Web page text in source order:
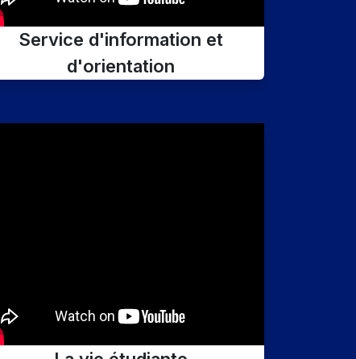
Service d'information et
d'orientation